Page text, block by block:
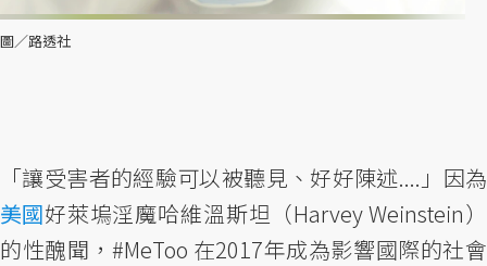
圖／路透社
「讓受害者的經驗可以被聽見、好好陳述....」因為
美國好萊塢淫魔哈維溫斯坦（Harvey Weinstein）
的性醜聞，#MeToo 在2017年成為影響國際的社會